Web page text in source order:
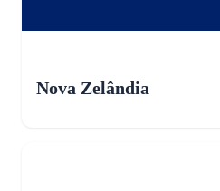
Nova Zelândia